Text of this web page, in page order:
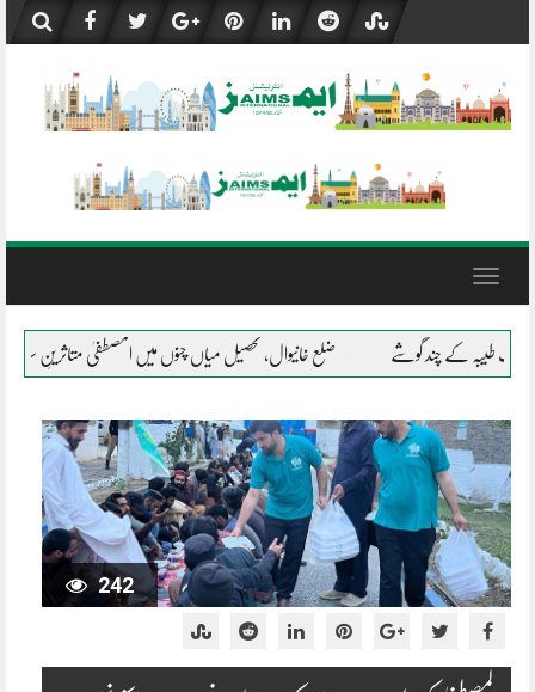
content
Toggle
تحصیل میاں چنوں میں المصطفیٰ متاثرینِ سیلاب کے شانہ بشانہ جلال پور
242